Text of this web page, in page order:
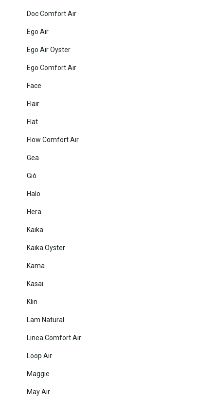
Doc Comfort Air
Ego Air
Ego Air Oyster
Ego Comfort Air
Face
Flair
Flat
Flow Comfort Air
Gea
Gió
Halo
Hera
Kaika
Kaika Oyster
Kama
Kasai
Klin
Lam Natural
Linea Comfort Air
Loop Air
Maggie
May Air